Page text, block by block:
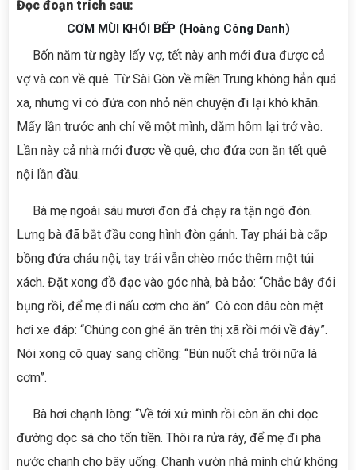
Đọc đoạn trích sau:
CƠM MÙI KHÓI BẾP (Hoàng Công Danh)
Bốn năm từ ngày lấy vợ, tết này anh mới đưa được cả
vợ và con về quê. Từ Sài Gòn về miền Trung không hẳn quá
xa, nhưng vì có đứa con nhỏ nên chuyện đi lại khó khăn.
Mấy lần trước anh chỉ về một mình, dăm hôm lại trở vào.
Lần này cả nhà mới được về quê, cho đứa con ăn tết quê
nội lần đầu.
Bà mẹ ngoài sáu mươi đon đả chạy ra tận ngõ đón.
Lưng bà đã bắt đầu cong hình đòn gánh. Tay phải bà cắp
bồng đứa cháu nội, tay trái vẫn chèo móc thêm một túi
xách. Đặt xong đồ đạc vào góc nhà, bà bảo: “Chắc bây đói
bụng rồi, để mẹ đi nấu cơm cho ăn”. Cô con dâu còn mệt
hơi xe đáp: “Chúng con ghé ăn trên thị xã rồi mới về đây”.
Nói xong cô quay sang chồng: “Bún nuốt chả trôi nữa là
cơm”.
Bà hơi chạnh lòng: “Về tới xứ mình rồi còn ăn chi dọc
đường dọc sá cho tốn tiền. Thôi ra rửa ráy, để mẹ đi pha
nước chanh cho bây uống. Chanh vườn nhà mình chứ không